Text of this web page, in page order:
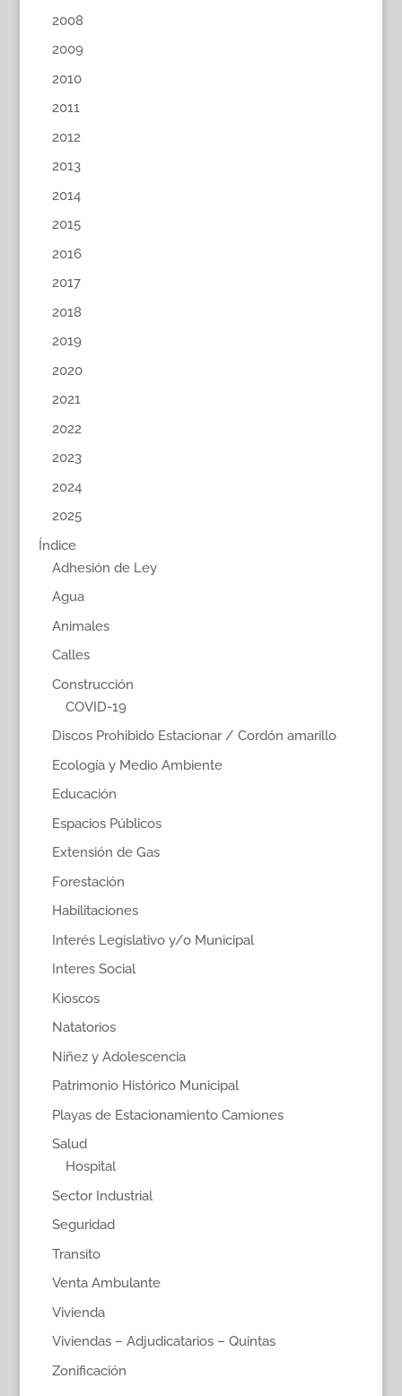
2008
2009
2010
2011
2012
2013
2014
2015
2016
2017
2018
2019
2020
2021
2022
2023
2024
2025
Índice
Adhesión de Ley
Agua
Animales
Calles
Construcción
COVID-19
Discos Prohibido Estacionar / Cordón amarillo
Ecología y Medio Ambiente
Educación
Espacios Públicos
Extensión de Gas
Forestación
Habilitaciones
Interés Legislativo y/o Municipal
Interes Social
Kioscos
Natatorios
Niñez y Adolescencia
Patrimonio Histórico Municipal
Playas de Estacionamiento Camiones
Salud
Hospital
Sector Industrial
Seguridad
Transito
Venta Ambulante
Vivienda
Viviendas – Adjudicatarios – Quintas
Zonificación